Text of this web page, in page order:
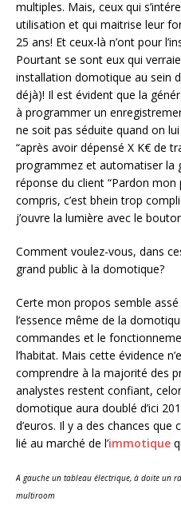
multiples. Mais, ceux qui
utilisation et qui maitrise leur
25 ans! Et ceux-là n’ont pour
Pourtant se sont eux qui
installation domotique au sein
déjà)! Il est évident que la
à programmer un
ne soit pas séduite quand on
“après avoir dépensé X K€ de
programmez et automatiser la
réponse du client “Pardon mon
compris, c’est bhein trop
j’ouvre la lumière avec le
Comment voulez-vous, dans
grand public à la domotique?
Certe mon propos semble
l’essence même de la
commandes et le
l’habitat. Mais cette évidence
comprendre à la majorité des
analystes restent confiant,
domotique aura doublé d’ici
d’euros. Il y a des chances
lié au marché de l’immotique
A gauche un tableau électrique, à doite un
multiroom